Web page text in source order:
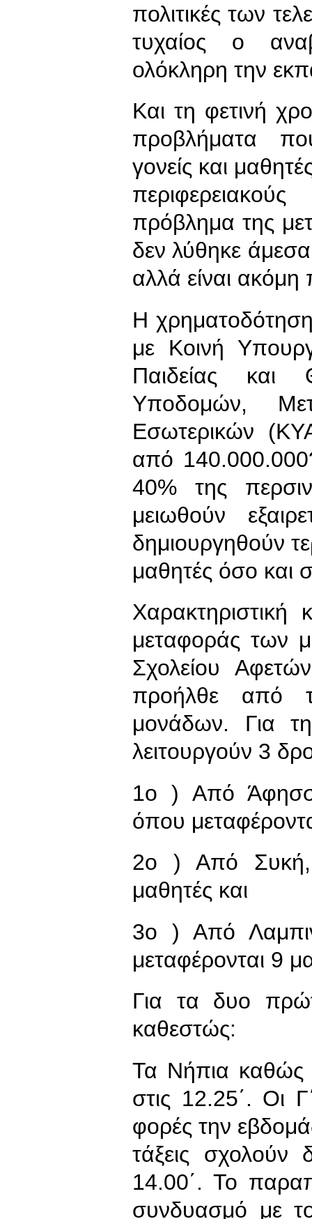
πολιτικές των
τυχαίος ο
ολόκληρη την
Και τη φετινή
προβλήματα
γονείς και
πρόβλημα της
δεν λύθηκε
αλλά είναι ακόμη
Η
με Κοινή
Παιδείας και
Υποδομών,
Εσωτερικών
από
40% της
μειωθούν
δημιουργηθούν
μαθητές όσο και
Χαρακτηριστική
μεταφοράς των
Σχολείου
προήλθε από
μονάδων. Για
λειτουργούν 3
1ο ) Από
όπου
2ο ) Από Συκή,
μαθητές και
3ο ) Από
μεταφέρονται 9
Για τα δυο
καθεστώς:
Τα Νήπια καθώς
στις 12.25΄. Οι
φορές την
τάξεις
14.00΄. Το
συνδυασμό με